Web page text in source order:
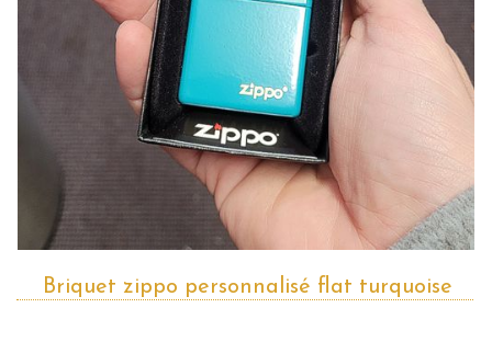
Briquet zippo personnalisé flat turquoise